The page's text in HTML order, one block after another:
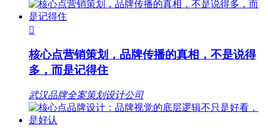

核心点营销策划，品牌传播的真相，不是说得
多，而是记得住
武汉品牌全案策划设计公司